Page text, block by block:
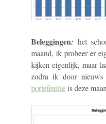
Beleggingen: het
maand, ik probeer er
kijken eigenlijk, maar
zodra ik door nieuws
portefeuille is deze